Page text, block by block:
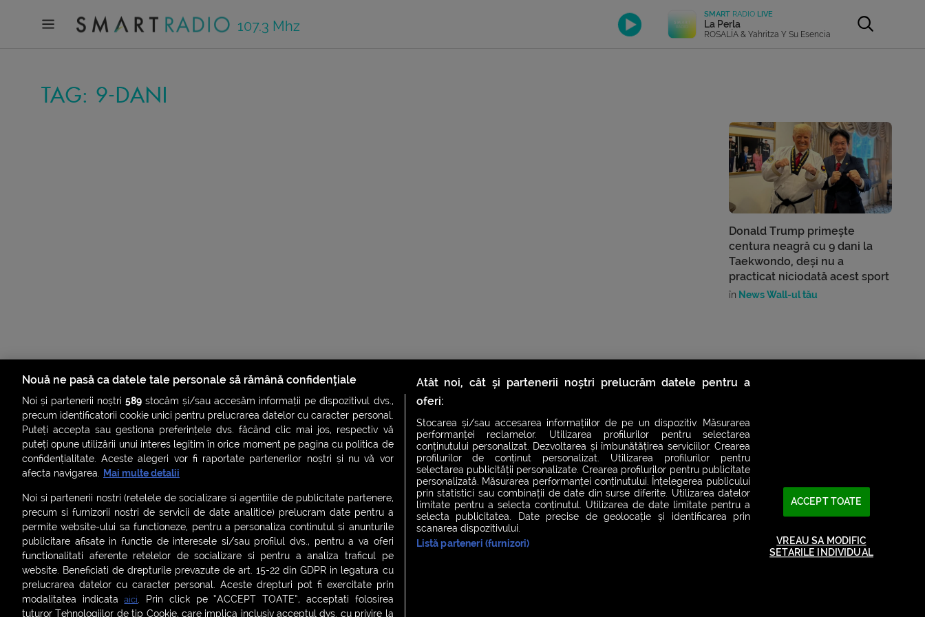
107.3 Mhz
SMART RADIO LIVE
La Perla
ROSALÍA & Yahritza Y Su Esencia
TAG: 9-DANI
Donald Trump primește
centura neagră cu 9 dani la
Taekwondo, deși nu a
practicat niciodată acest sport
în News Wall-ul tău
ȘTIRI SMART SHORTS LIVE FEVER BRUNCH FEVER NIGHT FEVER
LIVE FEVER CONCERT
Termeni și condiții | Politica de confidențialitate | Politica de cookies | Contact
2026© SMART RADIO. Toate drepturile rezervate
Contact:
office@smartradio.ro
Nouă ne pasă ca datele tale personale să rămână confidențiale
Noi și partenerii noștri589 stocăm și/sau accesăm informații pe dispozitivul dvs.,
precum identificatorii cookie unici pentru prelucrarea datelor cu caracter personal.
Puteți accepta sau gestiona preferințele dvs. făcând clic mai jos, respectiv vă
puteți opune utilizării unui interes legitim în orice moment pe pagina cu politica de
confidențialitate. Aceste alegeri vor fi raportate partenerilor noștri și nu vă vor
afecta navigarea. Mai multe detalii
Noi si partenerii nostri (retelele de socializare si agentiile de publicitate partenere,
precum si furnizorii nostri de servicii de date analitice) prelucram date pentru a
permite website-ului sa functioneze, pentru a personaliza continutul si anunturile
publicitare afisate in functie de interesele si/sau profilul dvs., pentru a va oferi
functionalitati aferente retelelor de socializare si pentru a analiza traficul pe
website. Beneficiati de drepturile prevazute de art. 15-22 din GDPR in legatura cu
prelucrarea datelor cu caracter personal. Aceste drepturi pot fi exercitate prin
modalitatea indicataaici. Prin click pe “ACCEPT TOATE”, acceptati folosirea
tuturor Tehnologiilor de tip Cookie, care implica inclusiv acceptul dvs. cu privire la
Atât noi, cât și partenerii noștri prelucrăm datele pentru a
oferi:
Stocarea și/sau accesarea informațiilor de pe un dispozitiv. Măsurarea
performanței reclamelor. Utilizarea profilurilor pentru selectarea
conținutului personalizat. Dezvoltarea și îmbunătățirea serviciilor. Crearea
profilurilor de conținut personalizat. Utilizarea profilurilor pentru
selectarea publicității personalizate. Crearea profilurilor pentru publicitate
personalizată. Măsurarea performanței conținutului. Înțelegerea publicului
prin statistici sau combinații de date din surse diferite. Utilizarea datelor
limitate pentru a selecta conținutul. Utilizarea de date limitate pentru a
selecta publicitatea. Date precise de geolocație și identificarea prin
scanarea dispozitivului.
Listă parteneri (furnizori)
ACCEPT TOATE
VREAU SA MODIFIC
SETARILE INDIVIDUAL